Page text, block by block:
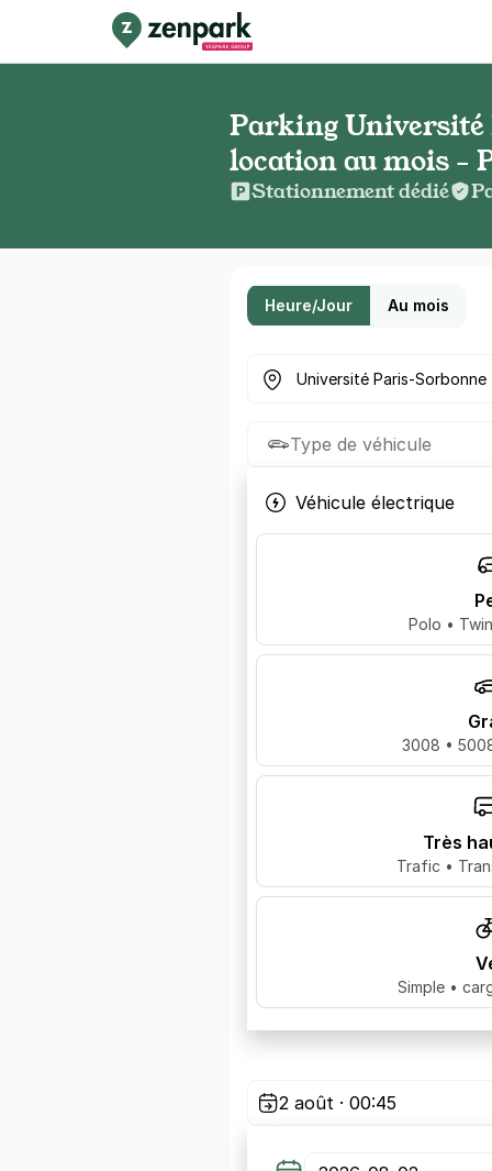
Parking
location au mois -
Stationnement dédié
Heure/Jour Au mois
Où cherchez-vous un parking
Type de véhicule
Véhicule électrique
Polo •
3008 •
Très
Trafic •
Simple •
2 août · 00:45